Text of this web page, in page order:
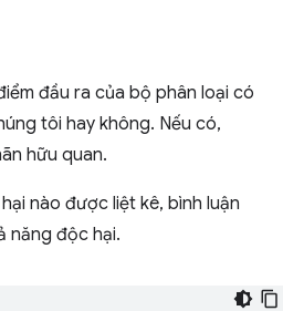
đầu ra của bộ phân loại có
tôi hay không. Nếu có,
hữu quan.
nào được liệt kê, bình luận
năng độc hại.